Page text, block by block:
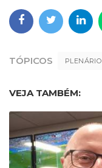
TÓPICOS PLENÁRIO
VEJA TAMBÉM: